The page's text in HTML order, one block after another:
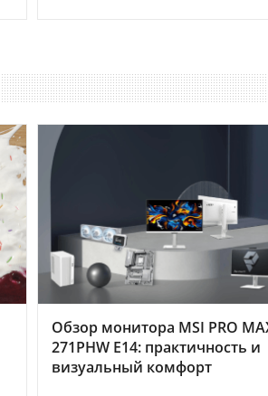
Обзор монитора MSI PRO
271PHW E14: практичность и
визуальный комфорт